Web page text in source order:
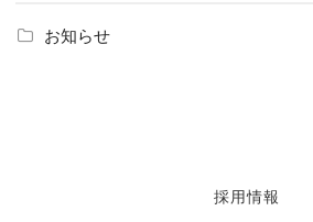
お知らせ
採用情報